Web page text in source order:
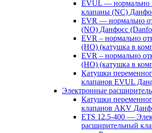
EVUL — нормально
клапаны (NC)
EVR — нормально
(NO) Данфосс
EVR – нормально
(НО) (катушка в
EVR – нормально
(НО) (катушка в
Катушки
клапанов EVUL
Электронные
Катушки
клапанов AKV
ETS 12.5-400 —
расширительный